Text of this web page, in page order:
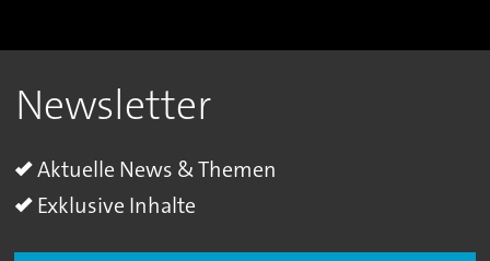
Newsletter
Aktuelle News & Themen
Exklusive Inhalte